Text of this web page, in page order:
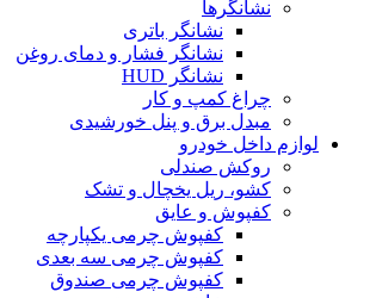
نشانگرها
نشانگر باتری
نشانگر فشار و دمای روغن
نشانگر HUD
چراغ کمپ و کار
مبدل برق و پنل خورشیدی
لوازم داخل خودرو
روکش صندلی
کشو، ریل یخچال و تشک
کفپوش و عایق
کفپوش چرمی یکپارچه
کفپوش چرمی سه بعدی
کفپوش چرمی صندوق